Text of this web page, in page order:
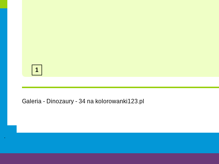
1
Galeria - Dinozaury - 34 na kolorowanki123.pl
.